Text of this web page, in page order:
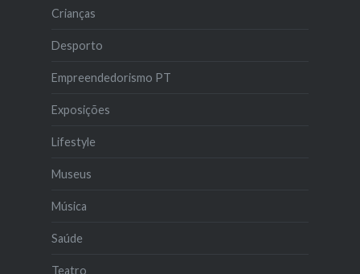
Crianças
Desporto
Empreendedorismo PT
Exposições
Lifestyle
Museus
Música
Saúde
Teatro